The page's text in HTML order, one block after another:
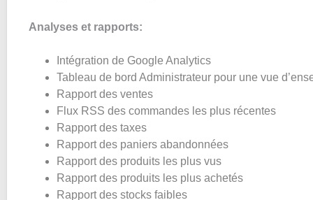
Analyses et rapports:
Intégration de Google Analytics
Tableau de bord Administrateur pour une vue
Rapport des ventes
Flux RSS des commandes les plus récentes
Rapport des taxes
Rapport des paniers abandonnées
Rapport des produits les plus vus
Rapport des produits les plus achetés
Rapport des stocks faibles